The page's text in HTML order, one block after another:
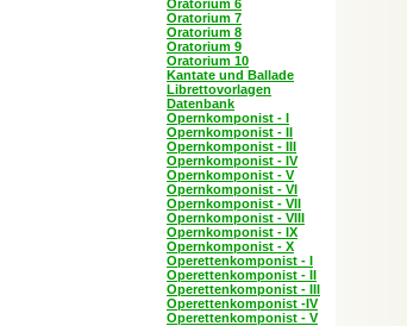
Oratorium 6
Oratorium 7
Oratorium 8
Oratorium 9
Oratorium 10
Kantate und Ballade
Librettovorlagen
Datenbank
Opernkomponist - I
Opernkomponist - II
Opernkomponist - III
Opernkomponist - IV
Opernkomponist - V
Opernkomponist - VI
Opernkomponist - VII
Opernkomponist - VIII
Opernkomponist - IX
Opernkomponist - X
Operettenkomponist - I
Operettenkomponist - II
Operettenkomponist - III
Operettenkomponist -IV
Operettenkomponist - V